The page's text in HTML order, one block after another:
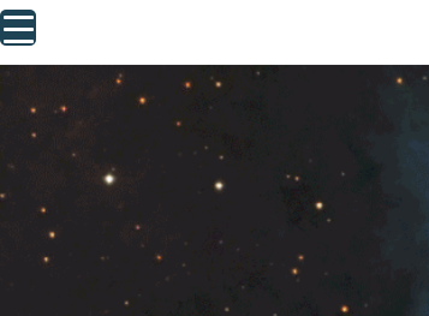
Skip
to
content